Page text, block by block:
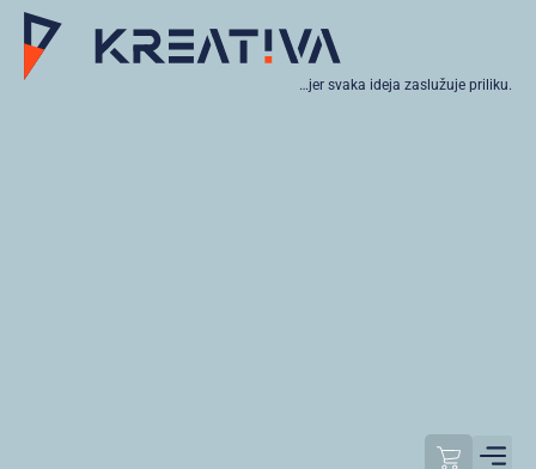
…jer svaka ideja zaslužuje priliku.